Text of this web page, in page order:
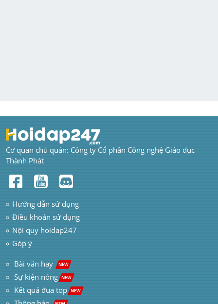
Cơ quan chủ quản: Công ty Cổ phần Công nghệ Giáo dục
Thành Phát
Hướng dẫn sử dụng
Điều khoản sử dụng
Nội quy hoidap247
Góp ý
Bài văn hay NEW
Sự kiện nóng NEW
Kết quả đua top NEW